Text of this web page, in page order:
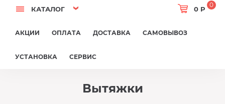
КАТАЛОГ 0 Р
0
АКЦИИ ОПЛАТА ДОСТАВКА САМОВЫВОЗ
УСТАНОВКА СЕРВИС
Вытяжки